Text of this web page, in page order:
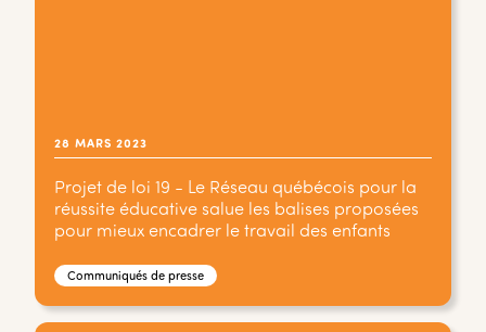
28 MARS 2023
Projet de loi 19 - Le Réseau québécois pour la
réussite éducative salue les balises proposées
pour mieux encadrer le travail des enfants
Communiqués de presse